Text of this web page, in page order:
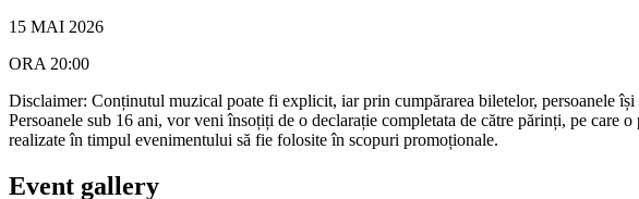
15 MAI 2026
ORA 20:00
Disclaimer: Conținutul muzical poate fi explicit, iar prin cumpărarea biletelor, persoanele
Persoanele sub 16 ani, vor veni însoțiți de o declarație completata de către părinți, pe
realizate în timpul evenimentului să fie folosite în scopuri promoționale.
Event gallery